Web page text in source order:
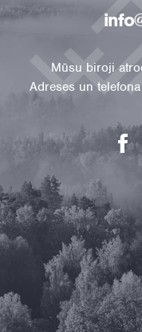
Mūsu biroji
Adreses un